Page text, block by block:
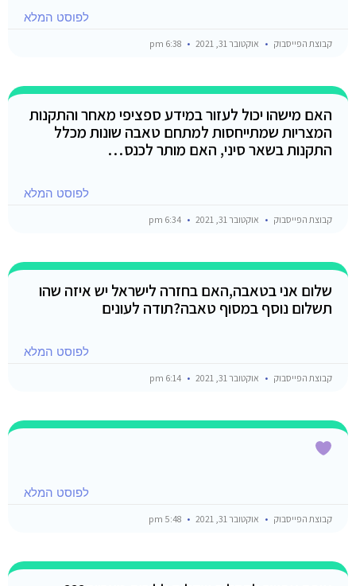
לפוסט המלא
קבוצת הפייסבוק אוקטובר 31, 2021
האם מישהו יכול לעזור במידע ספציפי מאחר והתקנות
המצריות שמתייחסות למתחם טאבה שונות מכלל
התקנות בשאר סיני, האם מותר לכנס…
לפוסט המלא
קבוצת הפייסבוק אוקטובר 31, 2021
שלום אני בטאבה,האם בחזרה לישראל יש איזה שהו
תשלום נוסף במסוף טאבה?תודה לעונים
לפוסט המלא
קבוצת הפייסבוק אוקטובר 31, 2021
לפוסט המלא
קבוצת הפייסבוק אוקטובר 31, 2021